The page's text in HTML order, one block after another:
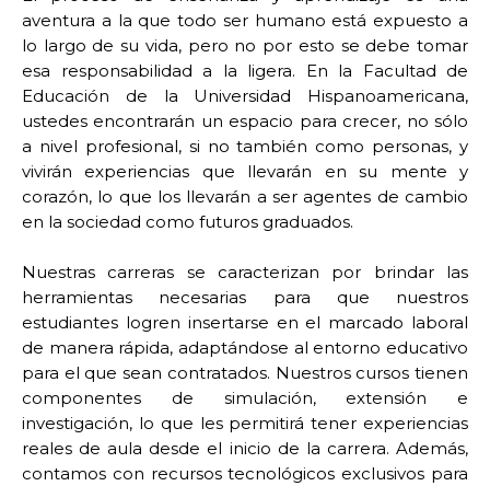
aventura a la que todo ser humano está expuesto a
lo largo de su vida, pero no por esto se debe tomar
esa responsabilidad a la ligera. En la Facultad de
Educación de la Universidad Hispanoamericana,
ustedes encontrarán un espacio para crecer, no sólo
a nivel profesional, si no también como personas, y
vivirán experiencias que llevarán en su mente y
corazón, lo que los llevarán a ser agentes de cambio
en la sociedad como futuros graduados.
Nuestras carreras se caracterizan por brindar las
herramientas necesarias para que nuestros
estudiantes logren insertarse en el marcado laboral
de manera rápida, adaptándose al entorno educativo
para el que sean contratados. Nuestros cursos tienen
componentes de simulación, extensión e
investigación, lo que les permitirá tener experiencias
reales de aula desde el inicio de la carrera. Además,
contamos con recursos tecnológicos exclusivos para